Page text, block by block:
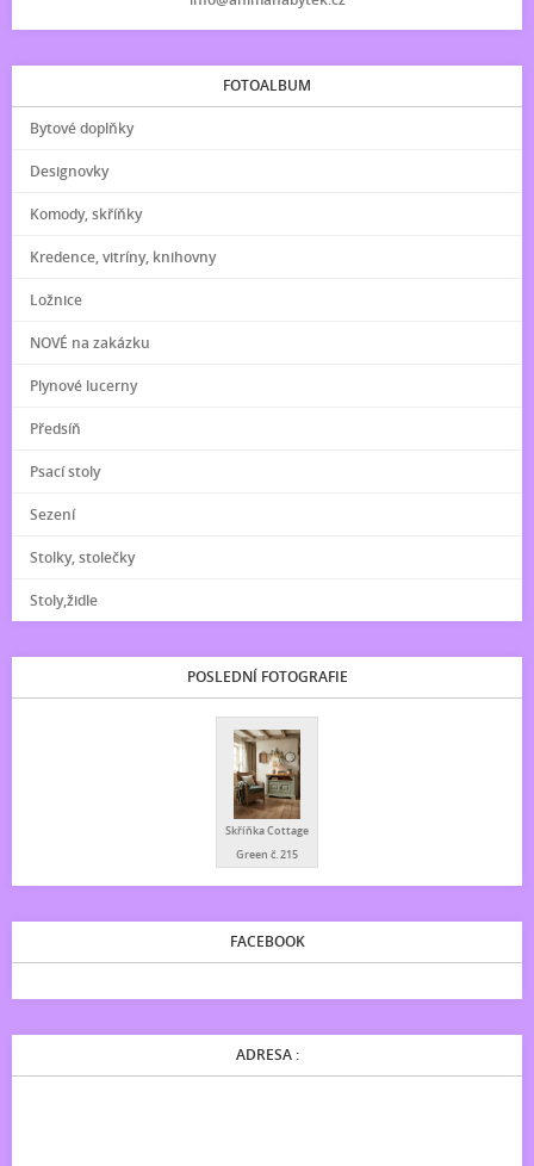
FOTOALBUM
Bytové doplňky
Designovky
Komody, skříňky
Kredence, vitríny, knihovny
Ložnice
NOVÉ na zakázku
Plynové lucerny
Předsíň
Psací stoly
Sezení
Stolky, stolečky
Stoly,židle
POSLEDNÍ FOTOGRAFIE
Skříňka Cottage
Green č. 215
FACEBOOK
ADRESA :